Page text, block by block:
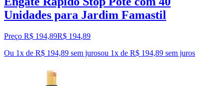
Unidades para Jardim Famastil
Preço R$ 194,89R$ 194,89
Ou 1x de R$ 194,89 sem jurosou 1x de R$ 194,89 sem juros